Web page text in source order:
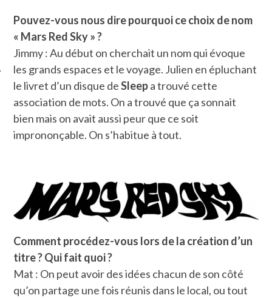
SOCIAUX
Pouvez-vous nous dire pourquoi ce choix de nom
« Mars Red Sky » ?
Jimmy : Au début on cherchait un nom qui évoque
les grands espaces et le voyage. Julien en épluchant
le livret d’un disque deSleepa trouvé cette
association de mots. On a trouvé que ça sonnait
bien mais on avait aussi peur que ce soit
imprononçable. On s’habitue à tout.
Comment procédez-vous lors de la création d’un
titre ? Qui fait quoi ?
Mat : On peut avoir des idées chacun de son côté
qu’on partage une fois réunis dans le local, ou tout